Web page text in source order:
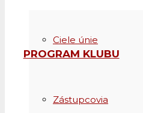
Ciele únie
Zástupcovia
PROGRAM KLUBU